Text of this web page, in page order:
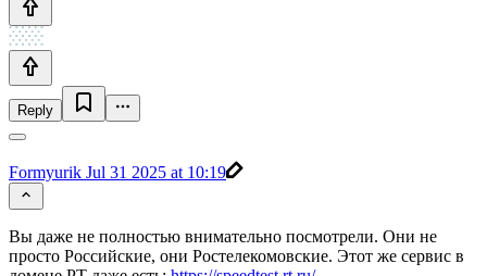
Reply
Formyurik Jul 31 2025 at 10:19
Вы даже не полностью внимательно посмотрели. Они не
просто Российские, они Ростелекомовские. Этот же сервис в